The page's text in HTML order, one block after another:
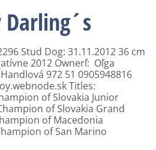
Darling´s
Stud Dog: 31.11.2012 36 cm
2012 Ownerľ: Oľga
972 51 0905948816
Titles:
of Slovakia Junior
of Slovakia Grand
of Macedonia
of San Marino